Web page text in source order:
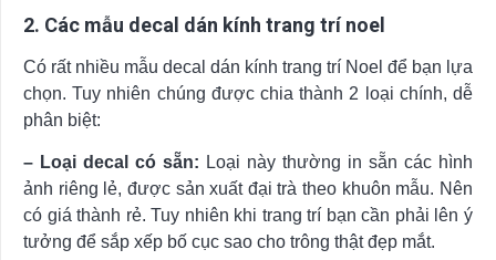
2. Các mẫu decal dán kính trang trí noel
Có rất nhiều mẫu decal dán kính trang trí Noel để bạn lựa
chọn. Tuy nhiên chúng được chia thành 2 loại chính, dễ
phân biệt:
– Loại decal có sẵn: Loại này thường in sẵn các hình
ảnh riêng lẻ, được sản xuất đại trà theo khuôn mẫu. Nên
có giá thành rẻ. Tuy nhiên khi trang trí bạn cần phải lên ý
tưởng để sắp xếp bố cục sao cho trông thật đẹp mắt.